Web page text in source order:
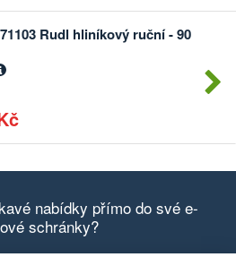
Rudl hliníkový ruční - 90
Počet
nabídky přímo do své e-
schránky?